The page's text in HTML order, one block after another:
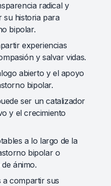
radical y
su historia para
bipolar.
experiencias
y salvar vidas.
abierto y el apoyo
bipolar.
ser un catalizador
y el crecimiento
a lo largo de la
bipolar o
ánimo.
a compartir sus